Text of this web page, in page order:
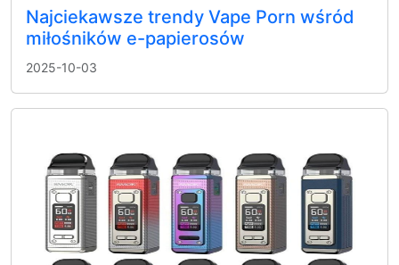
Najciekawsze trendy Vape Porn wśród
miłośników e-papierosów
2025-10-03